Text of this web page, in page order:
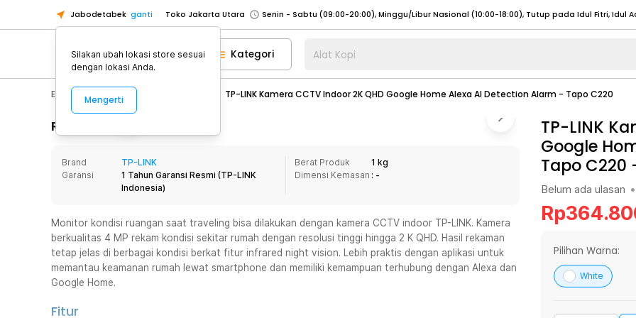
Jabodetabek ganti Toko Jakarta Utara
Toko Tangerang
Toko Cikupa
Pick n Go Jakarta Barat
Senin - Jumat (07:00 - 20:00), Sabtu - Minggu (08:00 - 20:00), Tutup pada Idul Fitri
Pick n Go Bekasi
Senin - Jumat (08:00 - 20:00), Sabtu - Minggu/ Libur Nasional (08:00 - 17:00)
Selengkapnya
Senin - Jumat (08:00 - 20:00), Sabtu - Minggu/ Libur Nasional (08:00 - 17:00) Selengkapnya
Senin - Sabtu (09:00-20:00), Minggu/Libur Nasional (12:00-20:00), Tutup pada Idul Fitri
Senin - Sabtu (09:00-20:00), Minggu/Libur Nasional (12:00-20:00), Tutup pada Idul Fitri
Toko Cikupa
Pick n Go Jakarta Barat
Senin - Jumat (07:00 - 20:00), Sabtu - Minggu (08:00 - 20:00), Tutup pada Idul Fitri
Pick n Go Bekasi
Senin - Jumat (08:00 - 20:00), Sabtu - Minggu/ Libur Nasional (08:00 - 17:00) Selengkapnya
Kategori Alat Kopi
Electronic CCTV TP-LINK Kamera CCTV Indoor 2K QHD Google Home Alexa AI Detection Alarm - Tapo C220
Rincian Produk
Brand
TP-LINK
Garansi
1 Tahun Garansi Resmi (TP-LINK
Indonesia)
Berat Produk
1 kg
Dimensi Kemasan : -
Monitor kondisi ruangan saat traveling bisa dilakukan dengan kamera CCTV indoor TP-LINK. Kamera
berkualitas 4 MP rekam kondisi sekitar rumah dengan resolusi tinggi hingga 2 K QHD. Hasil rekaman
tetap jelas di berbagai kondisi berkat fitur infrared night vision. Lebih praktis dengan aplikasi untuk
memantau keamanan rumah lewat smartphone dan memiliki kemampuan terhubung dengan Alexa dan
Google Home.
Fitur
TP-LINK
Google
Tapo C220
Belum ada ulasan •
Rp
Pilihan Warna:
White
Silakan ubah lokasi store sesuai
dengan lokasi Anda.
Mengerti